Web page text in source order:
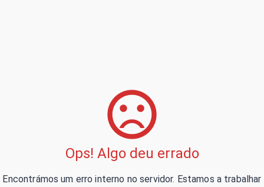
Ops! Algo deu errado
Encontrámos um erro interno no servidor. Estamos a trabalhar